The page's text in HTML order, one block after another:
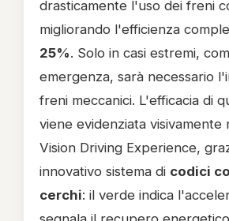
drasticamente l'uso dei freni
migliorando l'efficienza
25%. Solo in casi estremi,
emergenza, sarà necessario
freni meccanici. L'efficacia di
viene evidenziata visivamente
Vision Driving Experience,
innovativo sistema di codici
cerchi: il verde indica